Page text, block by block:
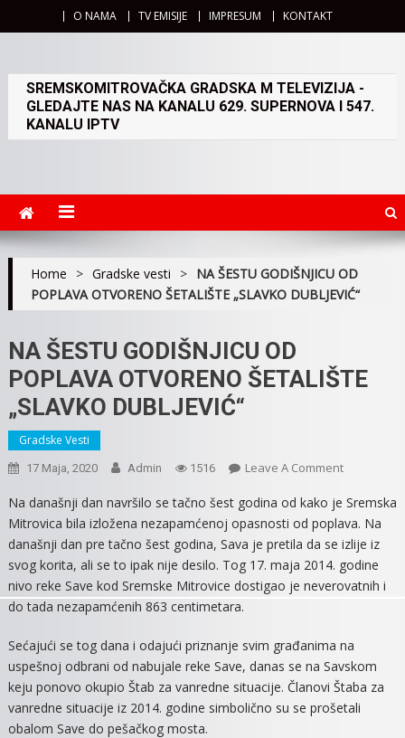
O NAMA TV EMISIJE IMPRESUM KONTAKT
SREMSKOMITROVAČKA GRADSKA M TELEVIZIJA -
GLEDAJTE NAS NA KANALU 629. SUPERNOVA I 547.
KANALU IPTV
Home > Gradske vesti > NA ŠESTU GODIŠNJICU OD
POPLAVA OTVORENO ŠETALIŠTE „SLAVKO DUBLJEVIĆ“
NA ŠESTU GODIŠNJICU OD
POPLAVA OTVORENO ŠETALIŠTE
„SLAVKO DUBLJEVIĆ“
Gradske Vesti
17 Maja, 2020 Admin 1516 Leave A CommentOn
ŠESTU
OD
POPLAVA
OTVORENO
DUBLJEVIĆ“
Na današnji dan navršilo se tačno šest godina od kako je Sremska
Mitrovica bila izložena nezapamćenoj opasnosti od poplava. Na
današnji dan pre tačno šest godina, Sava je pretila da se izlije iz
svog korita, ali se to ipak nije desilo. Tog 17. maja 2014. godine
nivo reke Save kod Sremske Mitrovice dostigao je neverovatnih i
do tada nezapamćenih 863 centimetara.
Sećajući se tog dana i odajući priznanje svim građanima na
uspešnoj odbrani od nabujale reke Save, danas se na Savskom
keju ponovo okupio Štab za vanredne situacije. Članovi Štaba za
vanredne situacije iz 2014. godine simbolično su se prošetali
obalom Save do pešačkog mosta.